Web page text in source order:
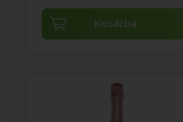
Kosárba